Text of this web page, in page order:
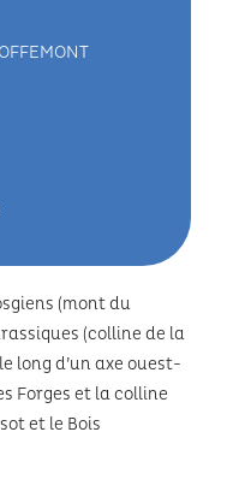
(mont du
(colline de la
long d’un axe ouest-
Forges et la colline
et le Bois